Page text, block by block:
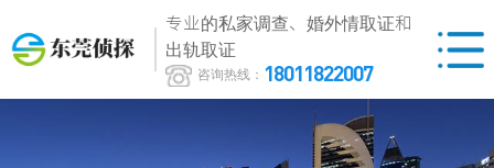
专业的私家调查、婚外情取证和
出轨取证
咨询热线： 18011822007